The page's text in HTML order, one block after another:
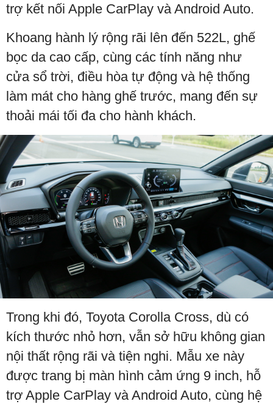
trợ kết nối Apple CarPlay và Android Auto.
Khoang hành lý rộng rãi lên đến 522L, ghế
bọc da cao cấp, cùng các tính năng như
cửa sổ trời, điều hòa tự động và hệ thống
làm mát cho hàng ghế trước, mang đến sự
thoải mái tối đa cho hành khách.
Trong khi đó, Toyota Corolla Cross, dù có
kích thước nhỏ hơn, vẫn sở hữu không gian
nội thất rộng rãi và tiện nghi. Mẫu xe này
được trang bị màn hình cảm ứng 9 inch, hỗ
trợ Apple CarPlay và Android Auto, cùng hệ